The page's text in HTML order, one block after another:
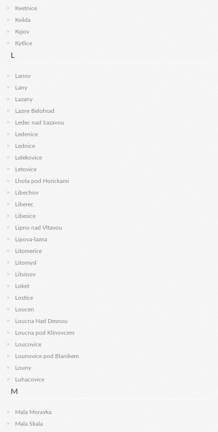
Kvetnice
Kvilda
Kyjov
Kytlice
L
Lanov
Lany
Lazany
Lazne Belohrad
Ledec nad Sazavou
Ledenice
Lednice
Lelekovice
Letovice
Lhota pod Horickami
Libechov
Liberec
Libesice
Lipno nad Vltavou
Lipova-lazna
Litomerice
Litomysl
Litvinov
Loket
Lostice
Loucen
Loucna Nad Desnou
Loucna pod Klinovcem
Loucovice
Lounovice pod Blanikem
Louny
Luhacovice
M
Mala Moravka
Mala Skala